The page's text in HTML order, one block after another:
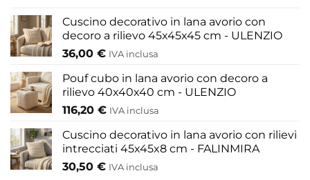
nella
pagina
Cuscino decorativo in lana avorio con
decoro a rilievo 45x45x45 cm - ULENZIO
36,00 € IVA inclusa
Pouf cubo in lana avorio con decoro a
rilievo 40x40x40 cm - ULENZIO
116,20 € IVA inclusa
Cuscino decorativo in lana avorio con rilievi
intrecciati 45x45x8 cm - FALINMIRA
30,50 € IVA inclusa